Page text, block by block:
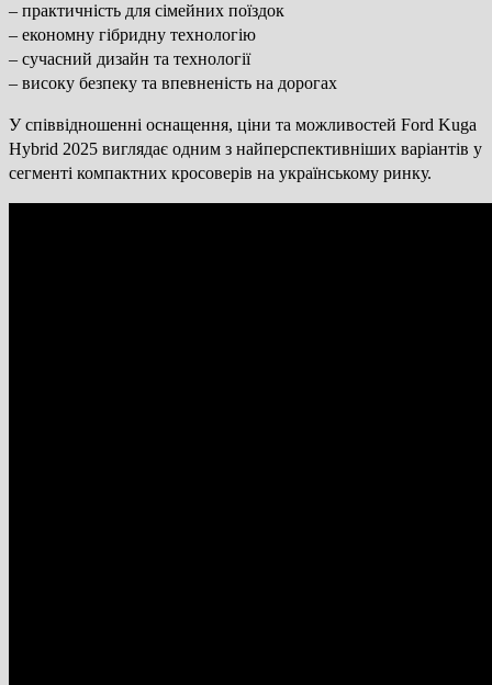
– практичність для сімейних поїздок
– економну гібридну технологію
– сучасний дизайн та технології
– високу безпеку та впевненість на дорогах
У співвідношенні оснащення, ціни та можливостей Ford Kuga
Hybrid 2025 виглядає одним з найперспективніших варіантів у
сегменті компактних кросоверів на українському ринку.